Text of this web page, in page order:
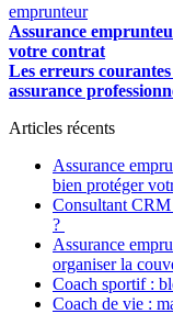
emprunteur
Assurance
votre contrat
Les erreurs
assurance
Articles récents
Assurance
bien protéger
Consultant CRM
?
Assurance
organiser la
Coach sportif :
Coach de vie :